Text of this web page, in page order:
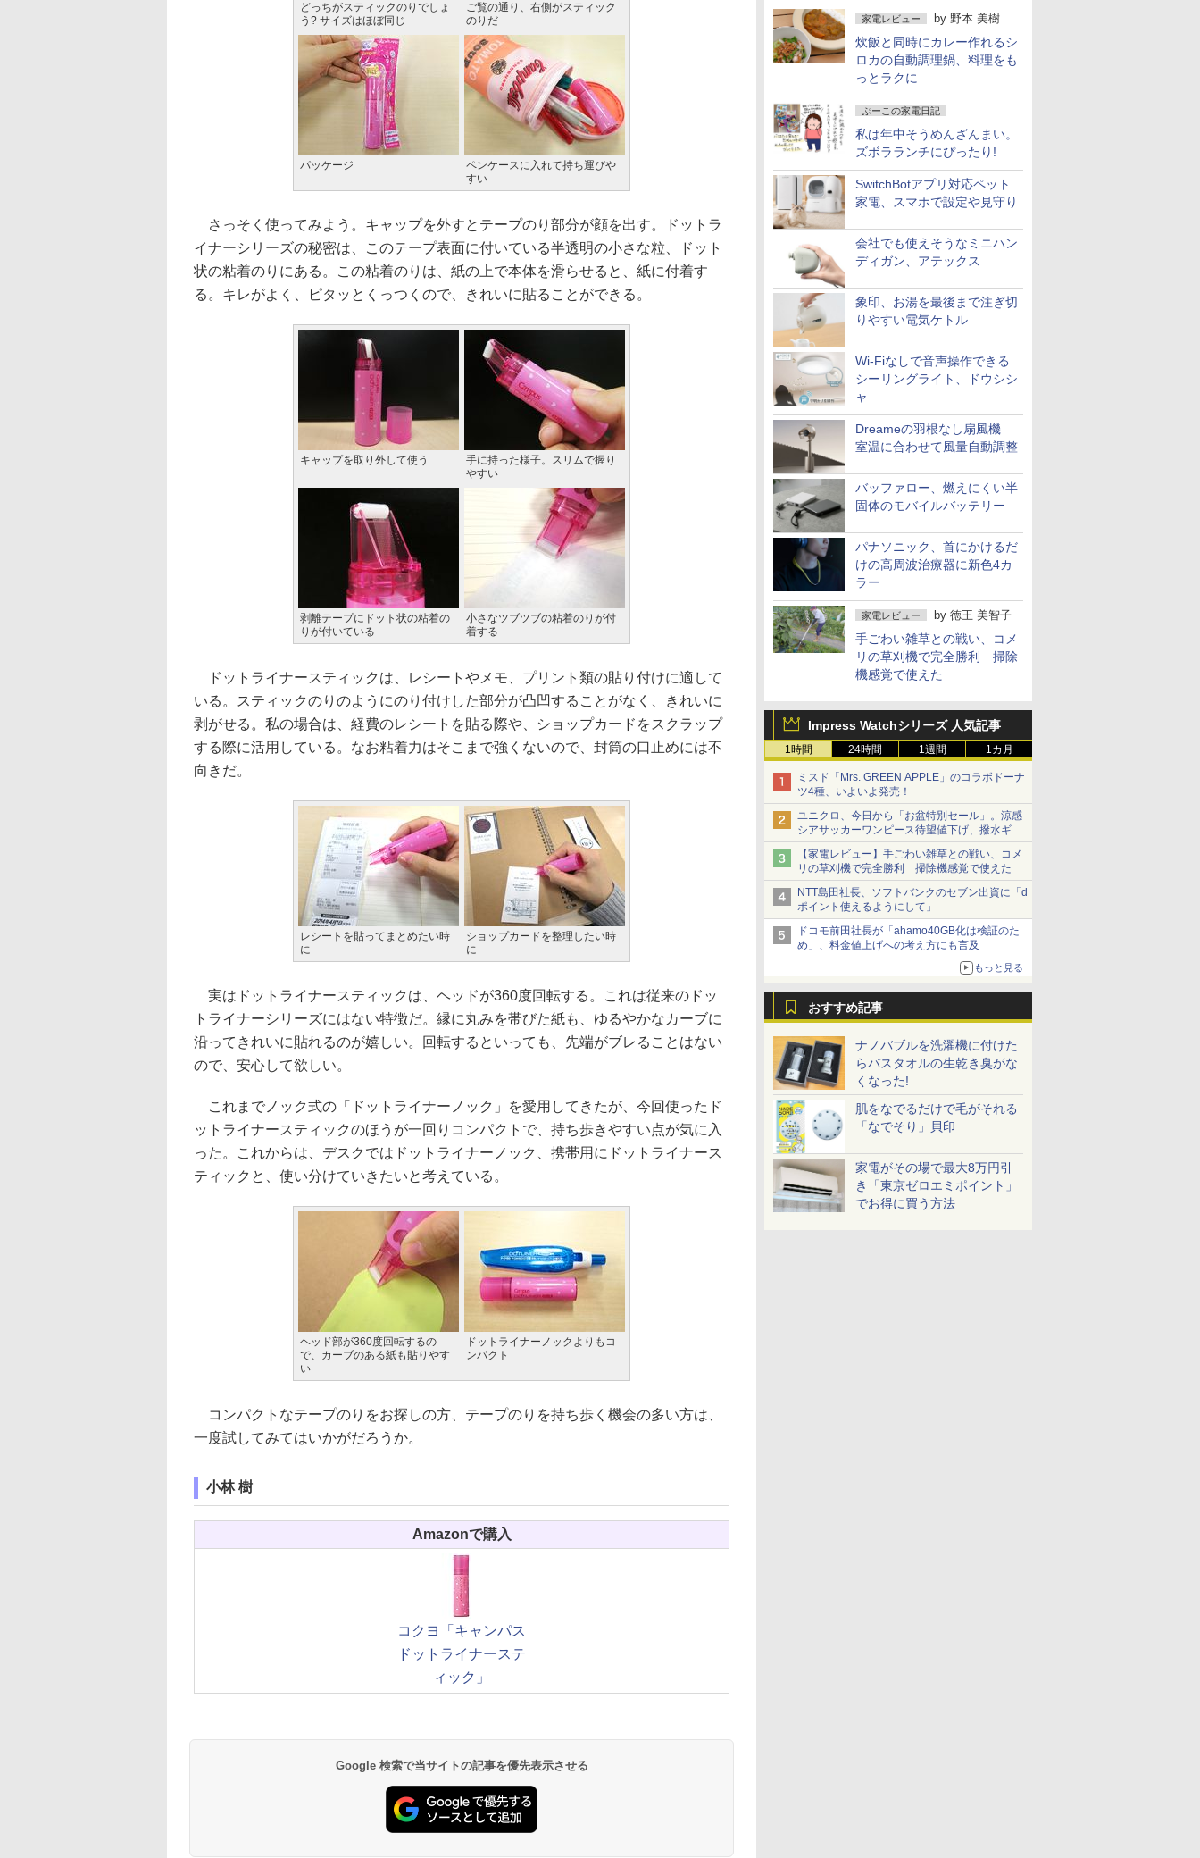
家電レビュー by 野本 美樹
炊飯と同時にカレー作れるシ
ロカの自動調理鍋、料理をも
っとラクに
ぷーこの家電日記
私は年中そうめんざんまい。
ズボラランチにぴったり!
SwitchBotアプリ対応ペット
家電、スマホで設定や見守り
会社でも使えそうなミニハン
ディガン、アテックス
象印、お湯を最後まで注ぎ切
りやすい電気ケトル
Wi-Fiなしで音声操作できる
シーリングライト、ドウシシ
ャ
Dreameの羽根なし扇風機
室温に合わせて風量自動調整
バッファロー、燃えにくい半
固体のモバイルバッテリー
パナソニック、首にかけるだ
けの高周波治療器に新色4カ
ラー
家電レビュー by 徳王 美智子
手ごわい雑草との戦い、コメ
リの草刈機で完全勝利 掃除
機感覚で使えた
Impress Watchシリーズ 人気記事
1時間 24時間 1週間 1カ月
ミスド「Mrs. GREEN APPLE」のコラボドーナ
ツ4種、いよいよ発売！
ユニクロ、今日から「お盆特別セール」。涼感
シアサッカーワンピース待望値下げ、撥水ギア
ショーツは1990円に
【家電レビュー】手ごわい雑草との戦い、コメ
リの草刈機で完全勝利 掃除機感覚で使えた
NTT島田社長、ソフトバンクのセブン出資に「d
ポイント使えるようにして」
ドコモ前田社長が「ahamo40GB化は検証のた
め」、料金値上げへの考え方にも言及
もっと見る
おすすめ記事
ナノバブルを洗濯機に付けた
らバスタオルの生乾き臭がな
くなった!
肌をなでるだけで毛がそれる
「なでそり」貝印
家電がその場で最大8万円引
き「東京ゼロエミポイント」
でお得に買う方法
どっちがスティックのりでしょ
う? サイズはほぼ同じ
ご覧の通り、右側がスティック
のりだ
パッケージ
ペンケースに入れて持ち運びや
すい
さっそく使ってみよう。キャップを外すとテープのり部分が顔を出す。ドットラ
イナーシリーズの秘密は、このテープ表面に付いている半透明の小さな粒、ドット
状の粘着のりにある。この粘着のりは、紙の上で本体を滑らせると、紙に付着す
る。キレがよく、ピタッとくっつくので、きれいに貼ることができる。
キャップを取り外して使う
手に持った様子。スリムで握り
やすい
剥離テープにドット状の粘着の
りが付いている
小さなツブツブの粘着のりが付
着する
ドットライナースティックは、レシートやメモ、プリント類の貼り付けに適して
いる。スティックのりのようにのり付けした部分が凸凹することがなく、きれいに
剥がせる。私の場合は、経費のレシートを貼る際や、ショップカードをスクラップ
する際に活用している。なお粘着力はそこまで強くないので、封筒の口止めには不
向きだ。
レシートを貼ってまとめたい時
に
ショップカードを整理したい時
に
実はドットライナースティックは、ヘッドが360度回転する。これは従来のドッ
トライナーシリーズにはない特徴だ。縁に丸みを帯びた紙も、ゆるやかなカーブに
沿ってきれいに貼れるのが嬉しい。回転するといっても、先端がブレることはない
ので、安心して欲しい。
これまでノック式の「ドットライナーノック」を愛用してきたが、今回使ったド
ットライナースティックのほうが一回りコンパクトで、持ち歩きやすい点が気に入
った。これからは、デスクではドットライナーノック、携帯用にドットライナース
ティックと、使い分けていきたいと考えている。
ヘッド部が360度回転するの
で、カーブのある紙も貼りやす
い
ドットライナーノックよりもコ
ンパクト
コンパクトなテープのりをお探しの方、テープのりを持ち歩く機会の多い方は、
一度試してみてはいかがだろうか。
小林 樹
Amazonで購入
コクヨ「キャンパス
ドットライナーステ
ィック」
Google 検索で当サイトの記事を優先表示させる